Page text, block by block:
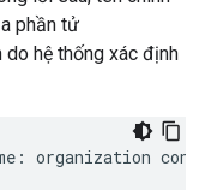
phần tử
hệ thống xác định
: organization